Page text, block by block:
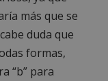
más que se
duda que
formas,
“b” para